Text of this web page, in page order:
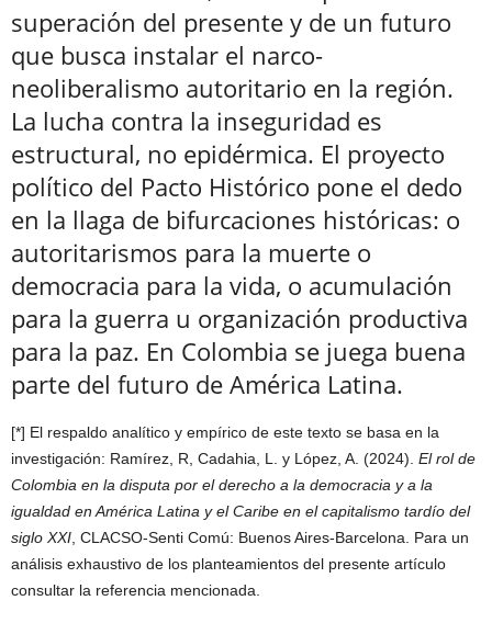
superación del presente y de un futuro
que busca instalar el narco-
neoliberalismo autoritario en la región.
La lucha contra la inseguridad es
estructural, no epidérmica. El proyecto
político del Pacto Histórico pone el dedo
en la llaga de bifurcaciones históricas: o
autoritarismos para la muerte o
democracia para la vida, o acumulación
para la guerra u organización productiva
para la paz. En Colombia se juega buena
parte del futuro de América Latina.
[*] El respaldo analítico y empírico de este texto se basa en la
investigación: Ramírez, R, Cadahia, L. y López, A. (2024). El rol de
Colombia en la disputa por el derecho a la democracia y a la
igualdad en América Latina y el Caribe en el capitalismo tardío del
siglo XXI , CLACSO-Senti Comú: Buenos Aires-Barcelona. Para un
análisis exhaustivo de los planteamientos del presente artículo
consultar la referencia mencionada.